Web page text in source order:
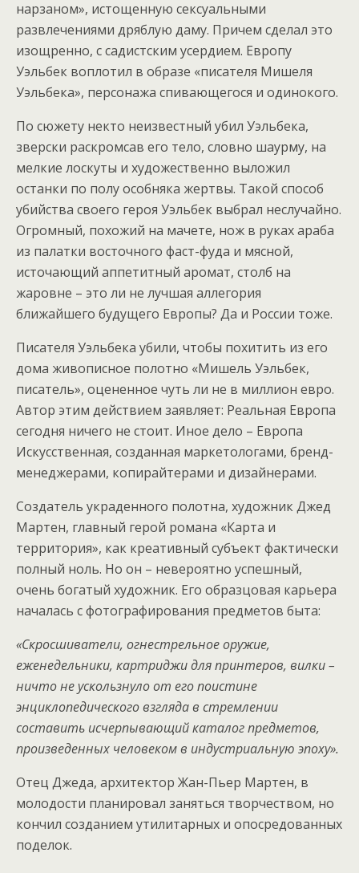
нарзаном», истощенную сексуальными
развлечениями дряблую даму. Причем сделал это
изощренно, с садистским усердием. Европу
Уэльбек воплотил в образе «писателя Мишеля
Уэльбека», персонажа спивающегося и одинокого.
По сюжету некто неизвестный убил Уэльбека,
зверски раскромсав его тело, словно шаурму, на
мелкие лоскуты и художественно выложил
останки по полу особняка жертвы. Такой способ
убийства своего героя Уэльбек выбрал неслучайно.
Огромный, похожий на мачете, нож в руках араба
из палатки восточного фаст-фуда и мясной,
источающий аппетитный аромат, столб на
жаровне – это ли не лучшая аллегория
ближайшего будущего Европы? Да и России тоже.
Писателя Уэльбека убили, чтобы похитить из его
дома живописное полотно «Мишель Уэльбек,
писатель», оцененное чуть ли не в миллион евро.
Автор этим действием заявляет: Реальная Европа
сегодня ничего не стоит. Иное дело – Европа
Искусственная, созданная маркетологами, бренд-
менеджерами, копирайтерами и дизайнерами.
Создатель украденного полотна, художник Джед
Мартен, главный герой романа «Карта и
территория», как креативный субъект фактически
полный ноль. Но он – невероятно успешный,
очень богатый художник. Его образцовая карьера
началась с фотографирования предметов быта:
«Скросшиватели, огнестрельное оружие,
еженедельники, картриджи для принтеров, вилки –
ничто не ускользнуло от его поистине
энциклопедического взгляда в стремлении
составить исчерпывающий каталог предметов,
произведенных человеком в индустриальную эпоху».
Отец Джеда, архитектор Жан-Пьер Мартен, в
молодости планировал заняться творчеством, но
кончил созданием утилитарных и опосредованных
поделок.